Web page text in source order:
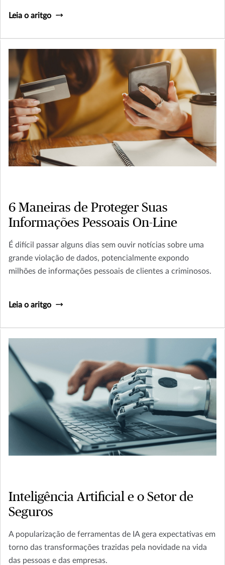
Leia o aritgo
6 Maneiras de Proteger Suas
Informações Pessoais On-Line
É difícil passar alguns dias sem ouvir notícias sobre uma
grande violação de dados, potencialmente expondo
milhões de informações pessoais de clientes a criminosos.
Leia o aritgo
Inteligência Artificial e o Setor de
Seguros
A popularização de ferramentas de IA gera expectativas em
torno das transformações trazidas pela novidade na vida
das pessoas e das empresas.